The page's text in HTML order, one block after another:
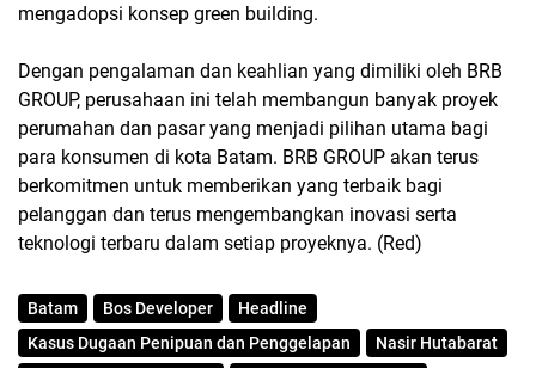
mengadopsi konsep green building.
Dengan pengalaman dan keahlian yang dimiliki oleh BRB
GROUP, perusahaan ini telah membangun banyak proyek
perumahan dan pasar yang menjadi pilihan utama bagi
para konsumen di kota Batam. BRB GROUP akan terus
berkomitmen untuk memberikan yang terbaik bagi
pelanggan dan terus mengembangkan inovasi serta
teknologi terbaru dalam setiap proyeknya. (Red)
Batam Bos Developer
Headline
Kasus Dugaan Penipuan dan Penggelapan
Nasir Hutabarat